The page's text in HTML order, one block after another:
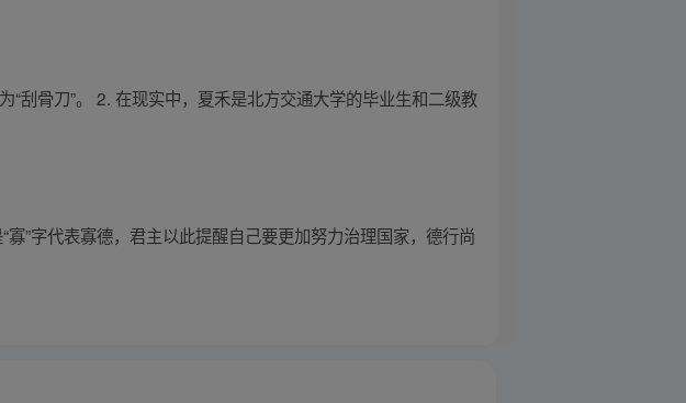
刮骨刀”。 2. 在现实中，夏禾是北方交通大学的毕业生和二级教
”字代表寡德，君主以此提醒自己要更加努力治理国家，德行尚